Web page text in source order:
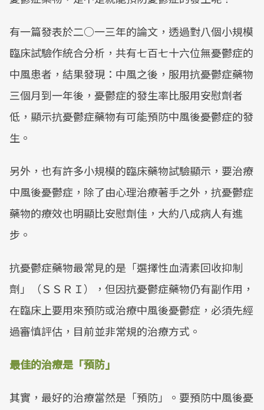
有一篇發表於二○一三年的論文，透過對八個小規模
臨床試驗作統合分析，共有七百七十六位無憂鬱症的
中風患者，結果發現：中風之後，服用抗憂鬱症藥物
三個月到一年後，憂鬱症的發生率比服用安慰劑者
低，顯示抗憂鬱症藥物有可能預防中風後憂鬱症的發
生。
另外，也有許多小規模的臨床藥物試驗顯示，要治療
中風後憂鬱症，除了由心理治療著手之外，抗憂鬱症
藥物的療效也明顯比安慰劑佳，大約八成病人有進
步。
抗憂鬱症藥物最常見的是「選擇性血清素回收抑制
劑」（ＳＳＲＩ），但因抗憂鬱症藥物仍有副作用，
在臨床上要用來預防或治療中風後憂鬱症，必須先經
過審慎評估，目前並非常規的治療方式。
最佳的治療是「預防」
其實，最好的治療當然是「預防」。要預防中風後憂